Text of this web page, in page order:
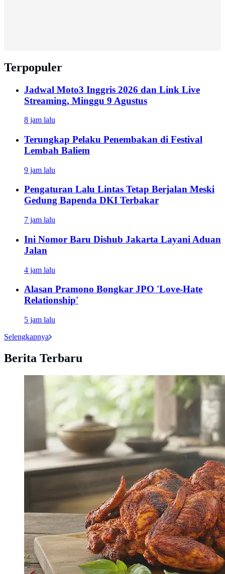
Terpopuler
Jadwal Moto3 Inggris 2026 dan Link Live
Streaming, Minggu 9 Agustus
8 jam lalu
Terungkap Pelaku Penembakan di Festival
Lembah Baliem
9 jam lalu
Pengaturan Lalu Lintas Tetap Berjalan Meski
Gedung Bapenda DKI Terbakar
7 jam lalu
Ini Nomor Baru Dishub Jakarta Layani Aduan
Jalan
4 jam lalu
Alasan Pramono Bongkar JPO 'Love-Hate
Relationship'
5 jam lalu
Selengkapnya
Berita Terbaru